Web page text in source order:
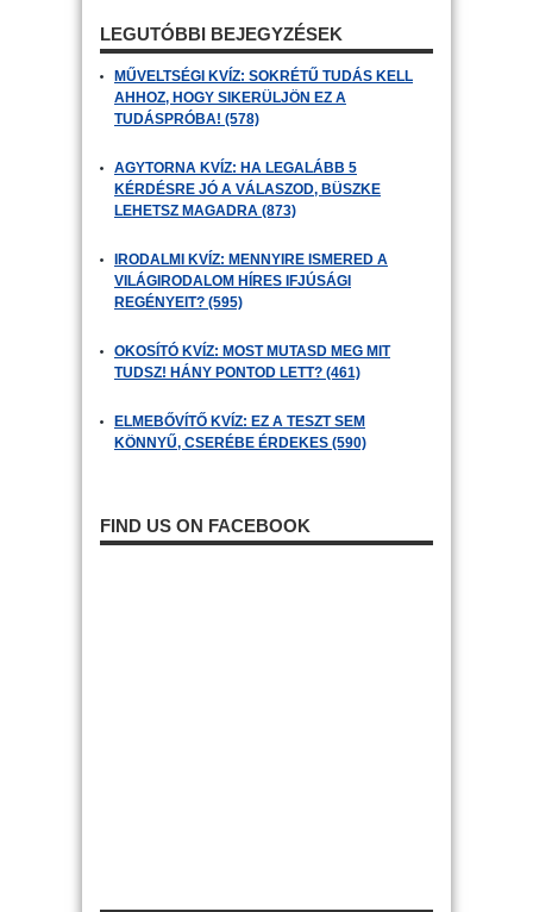
LEGUTÓBBI BEJEGYZÉSEK
MŰVELTSÉGI KVÍZ: SOKRÉTŰ TUDÁS KELL
AHHOZ, HOGY SIKERÜLJÖN EZ A
TUDÁSPRÓBA! (578)
AGYTORNA KVÍZ: HA LEGALÁBB 5
KÉRDÉSRE JÓ A VÁLASZOD, BÜSZKE
LEHETSZ MAGADRA (873)
IRODALMI KVÍZ: MENNYIRE ISMERED A
VILÁGIRODALOM HÍRES IFJÚSÁGI
REGÉNYEIT? (595)
OKOSÍTÓ KVÍZ: MOST MUTASD MEG MIT
TUDSZ! HÁNY PONTOD LETT? (461)
ELMEBŐVÍTŐ KVÍZ: EZ A TESZT SEM
KÖNNYŰ, CSERÉBE ÉRDEKES (590)
FIND US ON FACEBOOK